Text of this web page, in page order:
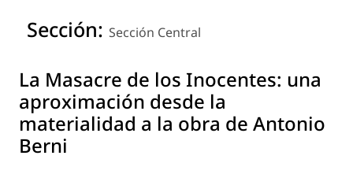
Sección: Sección Central
La Masacre de los Inocentes: una
aproximación desde la
materialidad a la obra de Antonio
Berni